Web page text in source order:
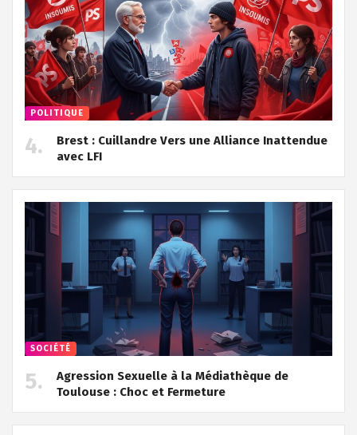
POLITIQUE
Brest : Cuillandre Vers une Alliance Inattendue
avec LFI
SOCIÉTÉ
Agression Sexuelle à la Médiathèque de
Toulouse : Choc et Fermeture